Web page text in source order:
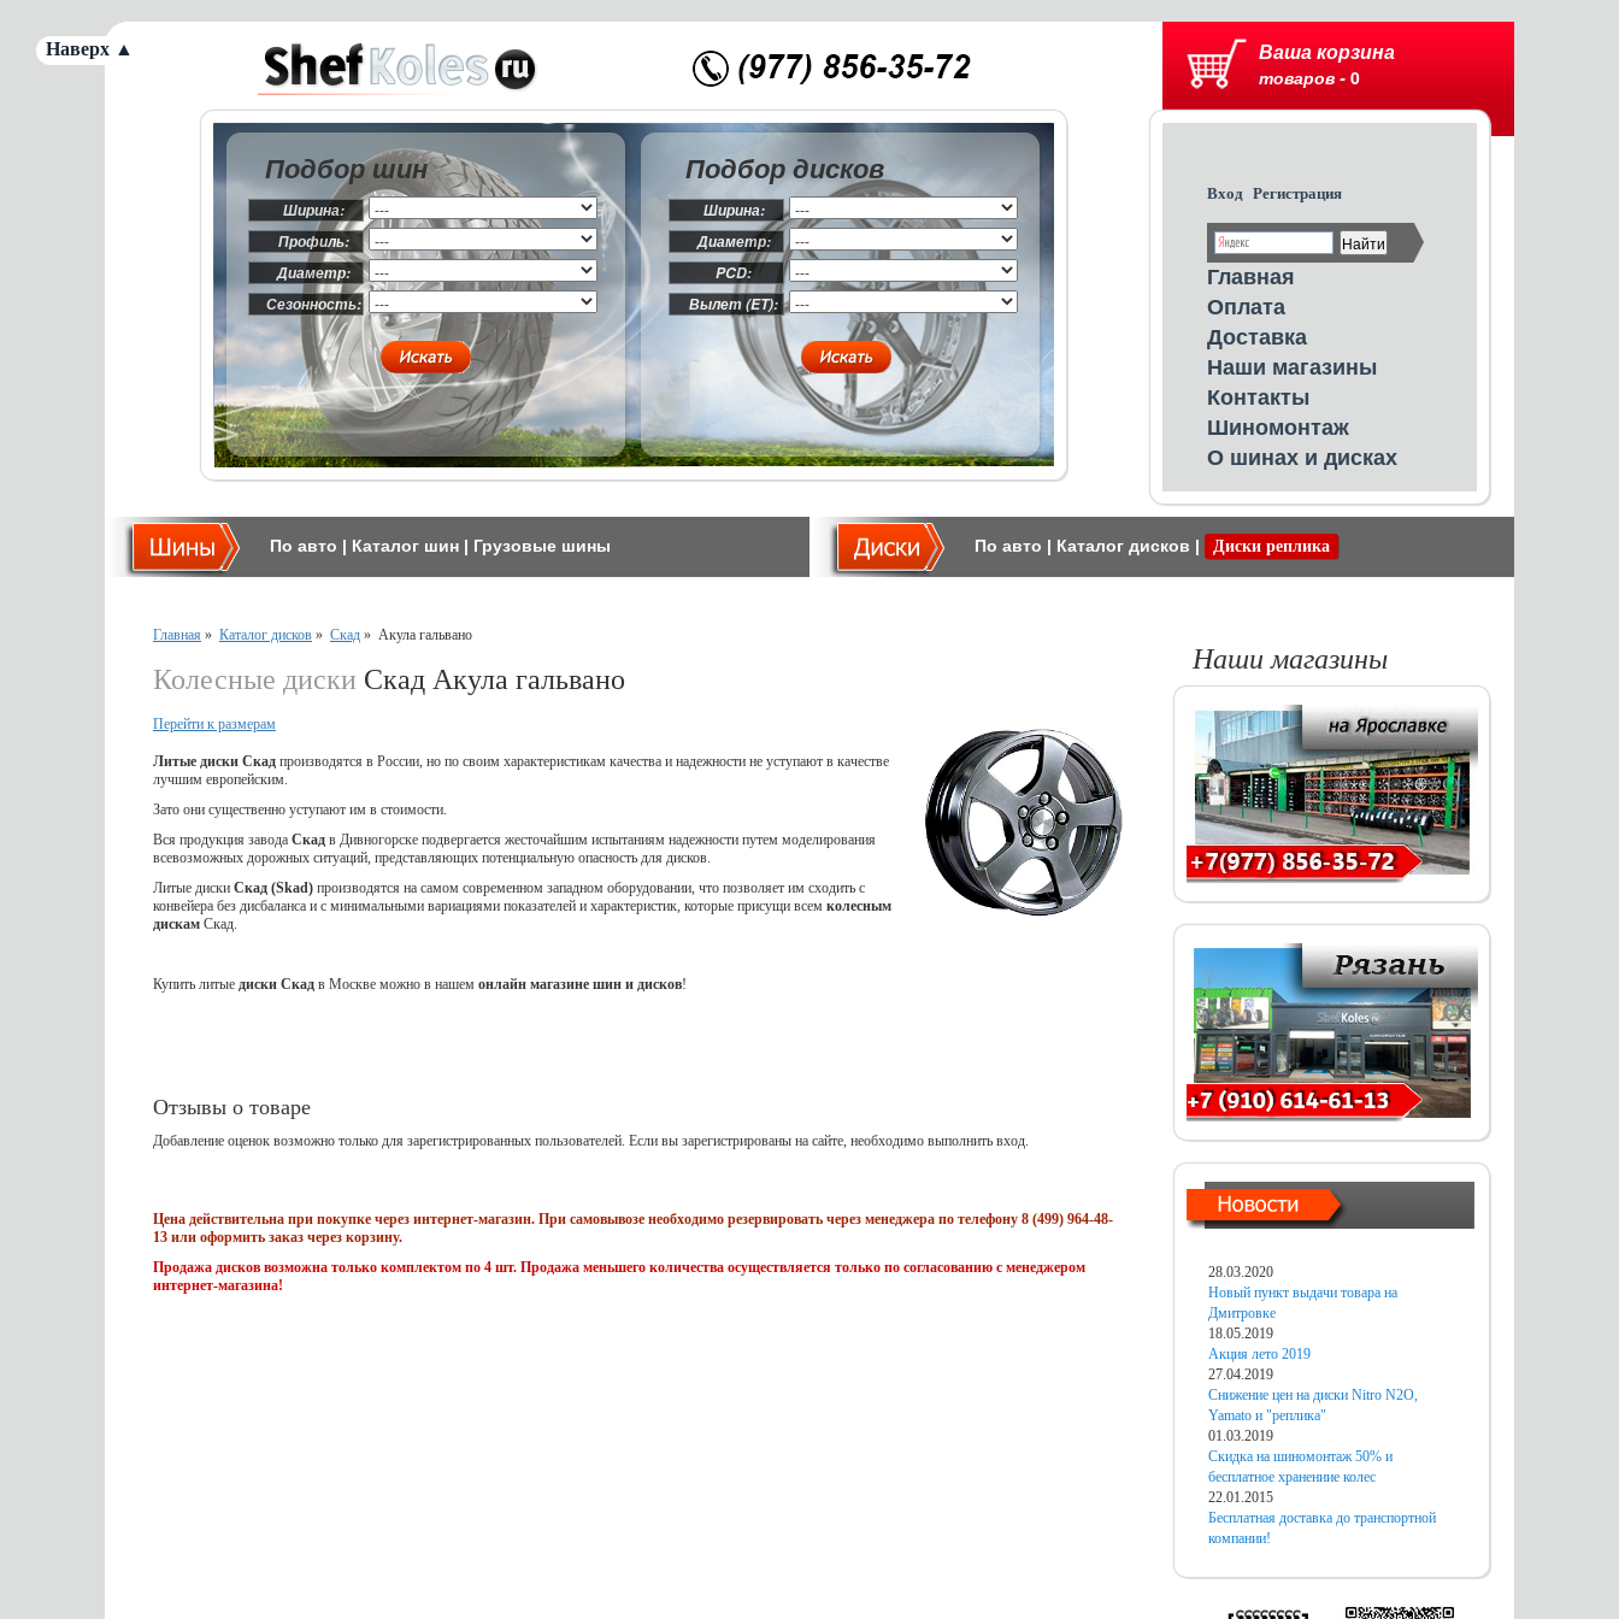
Ваша корзина
товаров - 0
Вход Регистрация
Главная
Оплата
Доставка
Наши магазины
Контакты
Шиномонтаж
О шинах и дисках
Подбор шин
Ширина:
Профиль:
Диаметр:
Сезонность:
Подбор дисков
Ширина:
Диаметр:
PCD:
Вылет (ET):
По авто | Каталог шин | Грузовые шины По авто | Каталог дисков | Диски реплика
Главная » Каталог дисков » Скад » Акула гальвано
Колесные диски Скад Акула гальвано
Перейти к размерам
Литые диски Скад производятся в России, но по своим характеристикам качества и надежности не уступают в качестве
лучшим европейским.
Зато они существенно уступают им в стоимости.
Вся продукция завода Скад в Дивногорске подвергается жесточайшим испытаниям надежности путем моделирования
всевозможных дорожных ситуаций, представляющих потенциальную опасность для дисков.
Литые диски Скад (Skad) производятся на самом современном западном оборудовании, что позволяет им сходить с
конвейера без дисбаланса и с минимальными вариациями показателей и характеристик, которые присущи всем колесным
дискам Скад.
Купить литые диски Скад в Москве можно в нашем онлайн магазине шин и дисков!
Отзывы о товаре
Добавление оценок возможно только для зарегистрированных пользователей. Если вы зарегистрированы на сайте, необходимо выполнить вход.
Цена действительна при покупке через интернет-магазин. При самовывозе необходимо резервировать через менеджера по телефону 8 (499) 964-48-
13 или оформить заказ через корзину.
Продажа дисков возможна только комплектом по 4 шт. Продажа меньшего количества осуществляется только по согласованию с менеджером
интернет-магазина!
Наши магазины
28.03.2020
Новый пункт выдачи товара на
Дмитровке
18.05.2019
Акция лето 2019
27.04.2019
Снижение цен на диски Nitro N2O,
Yamato и "реплика"
01.03.2019
Скидка на шиномонтаж 50% и
бесплатное хранениие колес
22.01.2015
Бесплатная доставка до транспортной
компании!
Наверх ▲